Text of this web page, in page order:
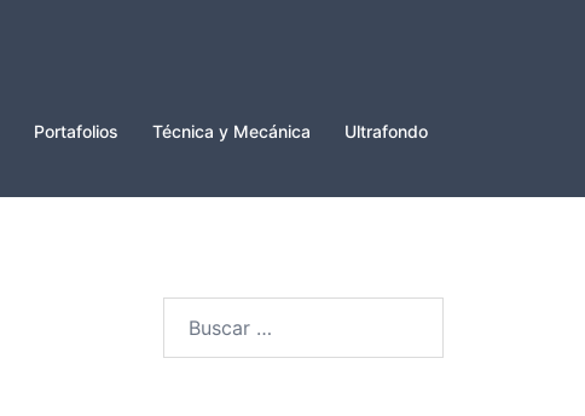
Portafolios Técnica y Mecánica
Ultrafondo